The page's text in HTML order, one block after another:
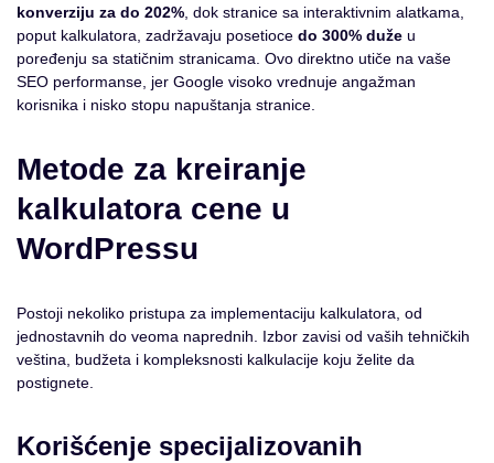
konverziju za do 202% , dok stranice sa interaktivnim alatkama,
poput kalkulatora, zadržavaju posetioce do 300% duže u
poređenju sa statičnim stranicama. Ovo direktno utiče na vaše
SEO performanse, jer Google visoko vrednuje angažman
korisnika i nisko stopu napuštanja stranice.
Metode za kreiranje
kalkulatora cene u
WordPressu
Postoji nekoliko pristupa za implementaciju kalkulatora, od
jednostavnih do veoma naprednih. Izbor zavisi od vaših tehničkih
veština, budžeta i kompleksnosti kalkulacije koju želite da
postignete.
Korišćenje specijalizovanih